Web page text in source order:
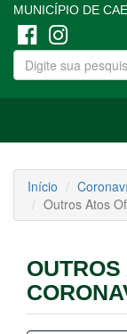
MUNICÍPIO DE
Início
Outros Atos